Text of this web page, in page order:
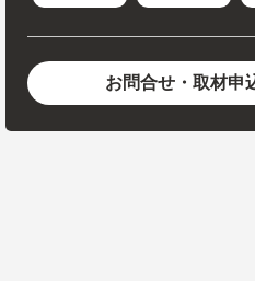
お問合せ・取材申